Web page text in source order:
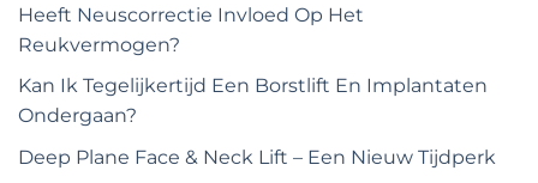
Heeft Neuscorrectie Invloed Op Het
Reukvermogen?
Kan Ik Tegelijkertijd Een Borstlift En Implantaten
Ondergaan?
Deep Plane Face & Neck Lift – Een Nieuw Tijdperk